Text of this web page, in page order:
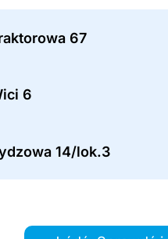
67
6
14/lok.3